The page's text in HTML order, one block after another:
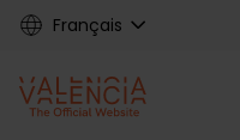
Skip
content
Français